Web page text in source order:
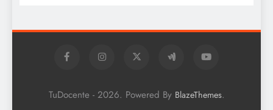
TuDocente - 2026. Powered By BlazeThemes.